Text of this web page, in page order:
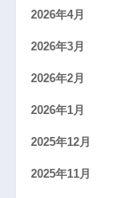
2026年4月
2026年3月
2026年2月
2026年1月
2025年12月
2025年11月